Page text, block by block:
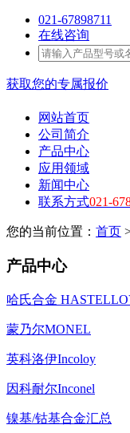
021-67898711
在线咨询
获取您的专属报价
网站首页
公司简介
产品中心
应用领域
新闻中心
联系方式021-
您的当前位置： 首页
产品中心
哈氏合金
蒙乃尔MONEL
英科洛伊Incoloy
因科耐尔Inconel
镍基/钴基合金汇总